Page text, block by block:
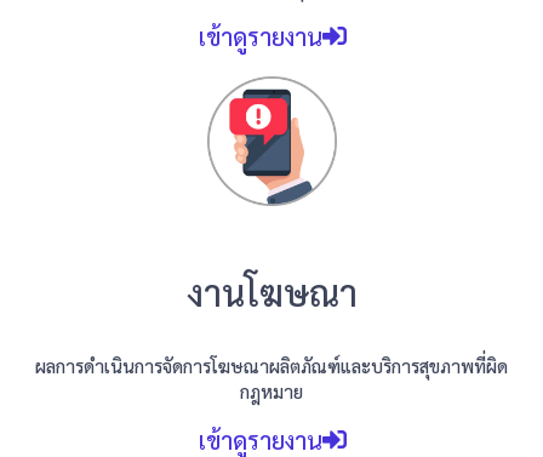
เข้าดูรายงาน
งานโฆษณา
ผลการดำเนินการจัดการโฆษณาผลิตภัณฑ์และบริการสุขภาพที่ผิด
กฎหมาย
เข้าดูรายงาน